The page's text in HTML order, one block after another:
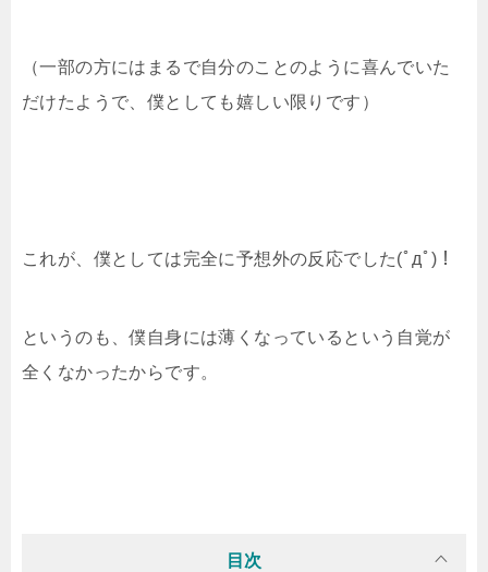
（一部の方にはまるで自分のことのように喜んでいた
だけたようで、僕としても嬉しい限りです）
これが、僕としては完全に予想外の反応でした(ﾟдﾟ)！
というのも、僕自身には薄くなっているという自覚が
全くなかったからです。
目次